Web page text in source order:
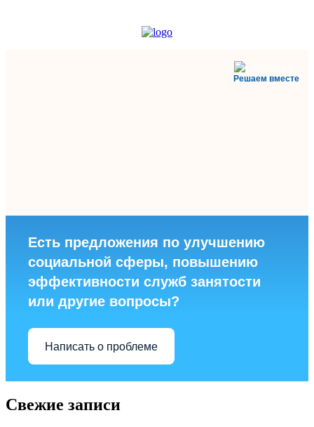
Решаем вместе
Есть предложения по улучшению
социальной сферы, повышению
эффективности служб занятости
или другие вопросы?
Написать о проблеме
Свежие записи